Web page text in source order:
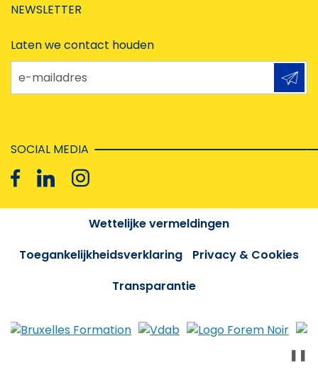
NEWSLETTER
Laten we contact houden
e-mailadres
SOCIAL MEDIA
Wettelijke vermeldingen
Toegankelijkheidsverklaring
Privacy & Cookies
Transparantie
❚❚